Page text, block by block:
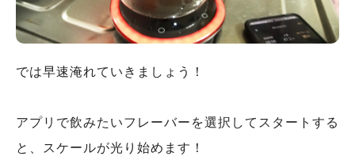
では早速淹れていきましょう！
アプリで飲みたいフレーバーを選択してスタートする
と、スケールが光り始めます！